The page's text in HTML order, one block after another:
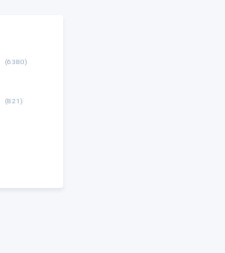
(6380)
(821)